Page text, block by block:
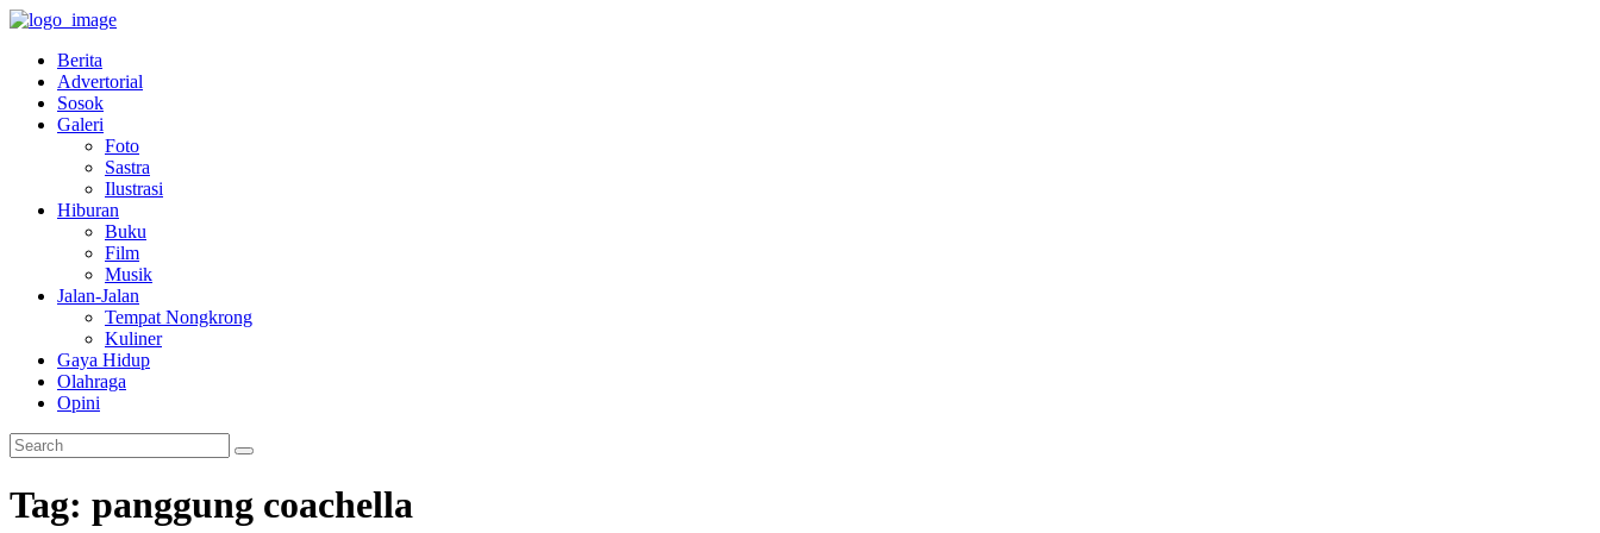
Berita
Advertorial
Sosok
Galeri
Foto
Sastra
Ilustrasi
Hiburan
Buku
Film
Musik
Jalan-Jalan
Tempat Nongkrong
Kuliner
Gaya Hidup
Olahraga
Opini
Tag: panggung coachella